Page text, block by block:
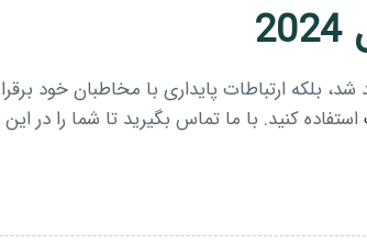
بلکه ارتباطات پایداری با مخاطبان خود
استفاده کنید. با ما تماس بگیرید تا شما را در